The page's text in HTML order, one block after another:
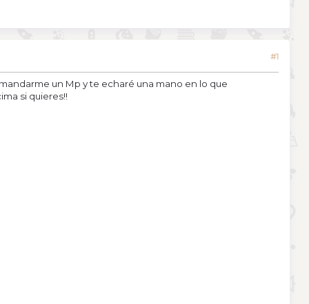
#1
un Mp y te echaré una mano en lo que
si quieres!!